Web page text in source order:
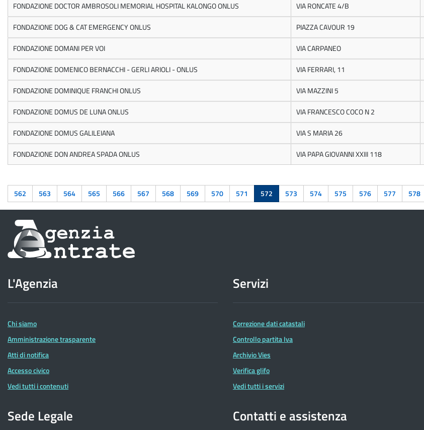
FONDAZIONE DOCTOR AMBROSOLI MEMORIAL HOSPITAL KALONGO ONLUS
VIA RONCATE 4/B
FONDAZIONE DOG & CAT EMERGENCY ONLUS
PIAZZA CAVOUR 19
FONDAZIONE DOMANI PER VOI
VIA CARPANEO
FONDAZIONE DOMENICO BERNACCHI - GERLI ARIOLI - ONLUS
VIA FERRARI, 11
FONDAZIONE DOMINIQUE FRANCHI ONLUS
VIA MAZZINI 5
FONDAZIONE DOMUS DE LUNA ONLUS
VIA FRANCESCO COCO N 2
FONDAZIONE DOMUS GALILEIANA
VIA S MARIA 26
FONDAZIONE DON ANDREA SPADA ONLUS
VIA PAPA GIOVANNI XXIII 118
562 563 564 565 566 567 568 569 570 571 572 573 574 575 576 577 578
Informazioni
sul
dell'Agenzia
delle
Entrate
L'Agenzia
Chi siamo
Amministrazione trasparente
Atti di notifica
Accesso civico
Vedi tutti i contenuti
Servizi
Correzione dati catastali
Controllo partita Iva
Archivio Vies
Verifica glifo
Vedi tutti i servizi
Sede Legale Contatti e assistenza